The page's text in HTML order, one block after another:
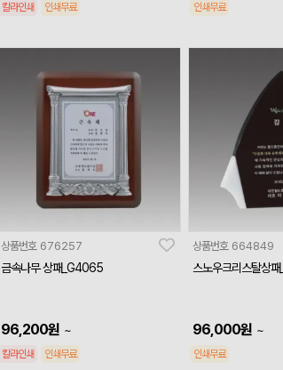
칼라인쇄 인쇄무료 인쇄무료
상품번호 676257
금속나무 상패_G4065
96,200원 ~
칼라인쇄 인쇄무료
상품번호 664849
스노우크리스탈상
96,000원 ~
인쇄무료